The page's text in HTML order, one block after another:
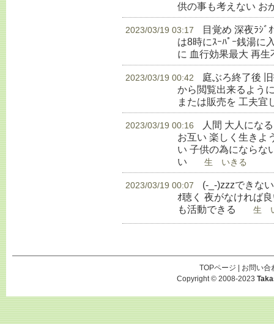
供の事も考えない お
2023/03/19 03:17
目覚め 深夜ﾗｼﾞ
は8時にｽｰﾊﾟｰ銭湯に
に 血行効果最大 再
2023/03/19 00:42
庭ぶろ終了後
から閲覧出来るよう
または販売を 工夫宜
2023/03/19 00:16
人間 大人にな
お互い 楽しく生きよ
い 子供の為にならな
い 生 いきる
2023/03/19 00:07
(-_-)zzzできな
ｵ聴く 夜がなければ
も活動できる
生 い
TOPページ
お問い合
Copyright © 2008-2023